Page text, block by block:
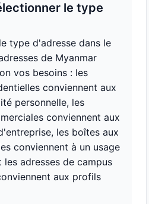
le type
type d'adresse dans le
de Myanmar
vos besoins : les
conviennent aux
personnelle, les
conviennent aux
les boîtes aux
conviennent à un usage
adresses de campus
aux profils